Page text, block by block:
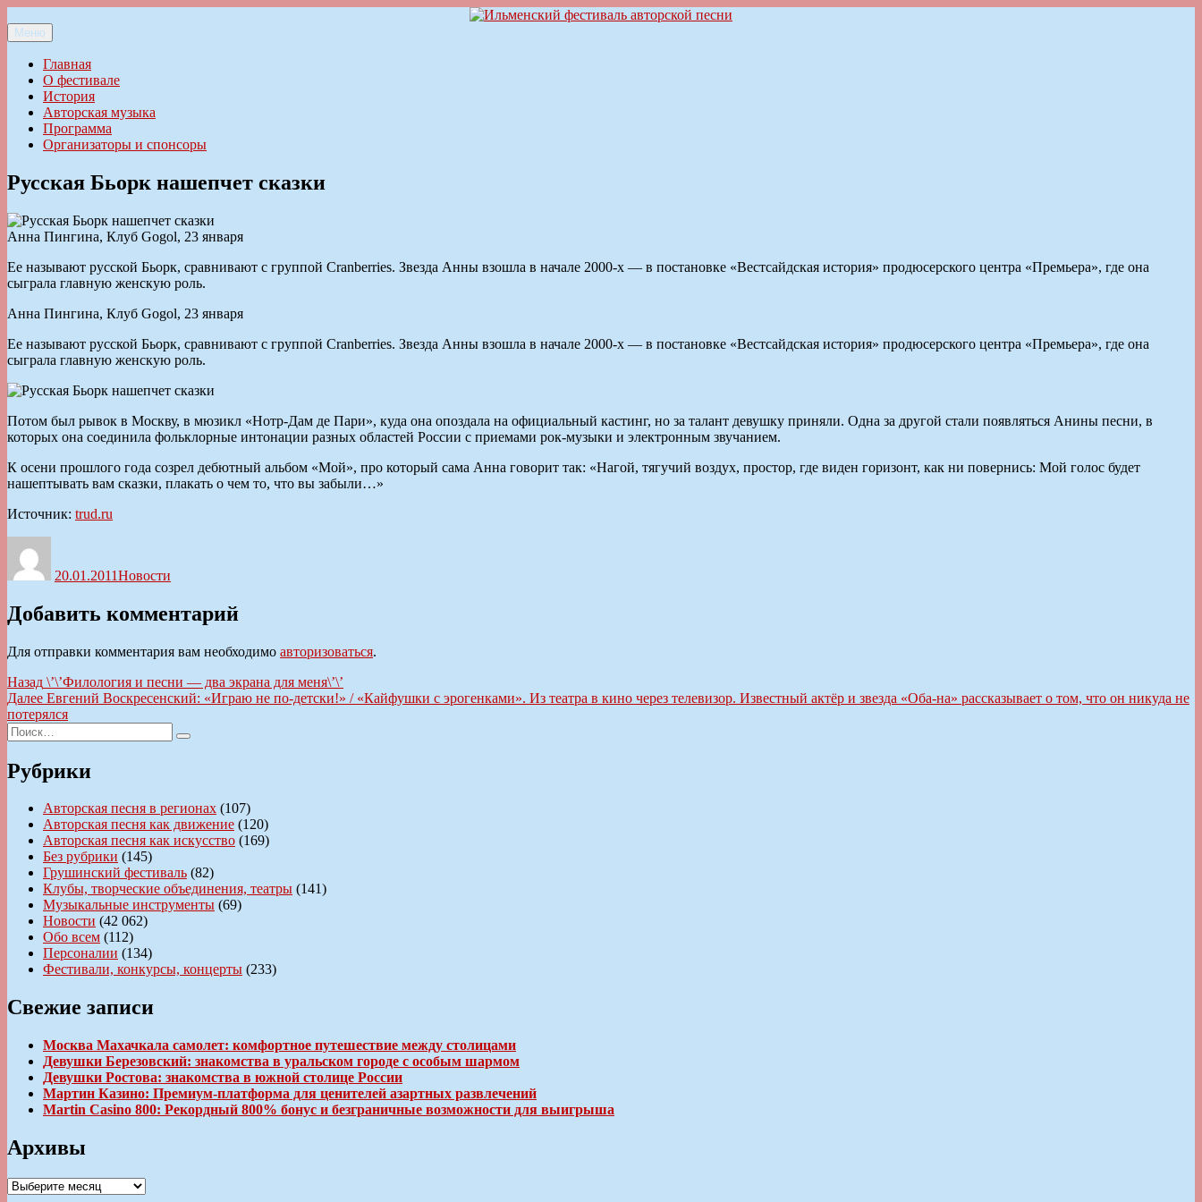
к
содержимому
Ильменский фестиваль авторской песни
Меню
Главная
О фестивале
История
Авторская музыка
Программа
Организаторы и спонсоры
Русская Бьорк нашепчет сказки
Анна Пингина, Клуб Gogol, 23 января
Ее называют русской Бьорк, сравнивают с группой Cranberries. Звезда Анны взошла в начале 2000-х — в постановке «Вестсайдская история» продюсерского центра «Премьера», где она
сыграла главную женскую роль.
Анна Пингина, Клуб Gogol, 23 января
Ее называют русской Бьорк, сравнивают с группой Cranberries. Звезда Анны взошла в начале 2000-х — в постановке «Вестсайдская история» продюсерского центра «Премьера», где она
сыграла главную женскую роль.
Потом был рывок в Москву, в мюзикл «Нотр-Дам де Пари», куда она опоздала на официальный кастинг, но за талант девушку приняли. Одна за другой стали появляться Анины песни, в
которых она соединила фольклорные интонации разных областей России с приемами рок-музыки и электронным звучанием.
К осени прошлого года созрел дебютный альбом «Мой», про который сама Анна говорит так: «Нагой, тягучий воздух, простор, где виден горизонт, как ни повернись: Мой голос будет
нашептывать вам сказки, плакать о чем то, что вы забыли…»
Источник: trud.ru
20.01.2011Новости
Добавить комментарий
Для отправки комментария вам необходимо авторизоваться.
Навигация
по
записям
Назад Предыдущая
запись:
\’\’Филология и песни — два экрана для меня\’\’
Далее Следующая
запись:
Евгений Воскресенский: «Играю не по-детски!» / «Кайфушки с эрогенками». Из театра в кино через телевизор. Известный актёр и звезда «Оба-на» рассказывает о том, что он никуда не
потерялся
Искать:
Поиск
Рубрики
Авторская песня в регионах (107)
Авторская песня как движение (120)
Авторская песня как искусство (169)
Без рубрики (145)
Грушинский фестиваль (82)
Клубы, творческие объединения, театры (141)
Музыкальные инструменты (69)
Новости (42 062)
Обо всем (112)
Персоналии (134)
Фестивали, конкурсы, концерты (233)
Свежие записи
Москва Махачкала самолет: комфортное путешествие между столицами
Девушки Березовский: знакомства в уральском городе с особым шармом
Девушки Ростова: знакомства в южной столице России
Мартин Казино: Премиум-платформа для ценителей азартных развлечений
Martin Casino 800: Рекордный 800% бонус и безграничные возможности для выигрыша
Архивы
Архивы